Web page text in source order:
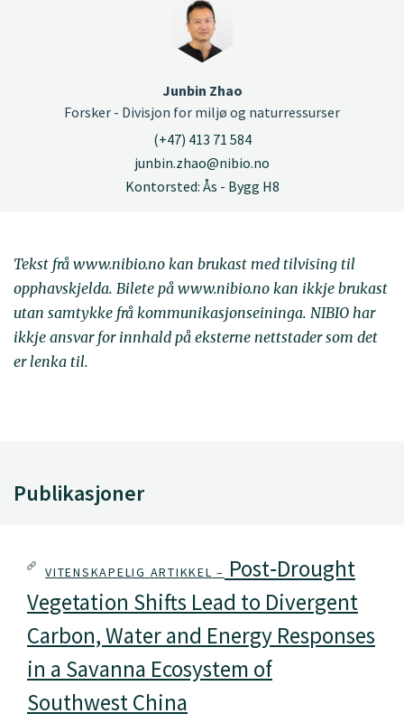
Junbin Zhao
Forsker - Divisjon for miljø og naturressurser
(+47) 413 71 584
junbin.zhao@nibio.no
Kontorsted: Ås - Bygg H8
Tekst frå www.nibio.no kan brukast med tilvising til
opphavskjelda. Bilete på www.nibio.no kan ikkje brukast
utan samtykke frå kommunikasjonseininga. NIBIO har
ikkje ansvar for innhald på eksterne nettstader som det
er lenka til.
Publikasjoner
VITENSKAPELIG ARTIKKEL – Post‐Drought
Vegetation Shifts Lead to Divergent
Carbon, Water and Energy Responses
in a Savanna Ecosystem of
Southwest China